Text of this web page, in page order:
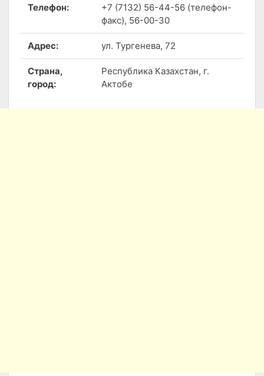
Телефон:
+7 (7132) 56-44-56 (телефон-
факс), 56-00-30
Адрес: ул. Тургенева, 72
Страна,
город:
Республика Казахстан, г.
Актобе